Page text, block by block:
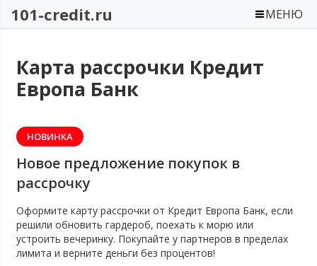
101-credit.ru МЕНЮ
Карта рассрочки Кредит
Европа Банк
НОВИНКА
Новое предложение покупок в
рассрочку
Оформите карту рассрочки от Кредит Европа Банк, если
решили обновить гардероб, поехать к морю или
устроить вечеринку. Покупайте у партнеров в пределах
лимита и верните деньги без процентов!